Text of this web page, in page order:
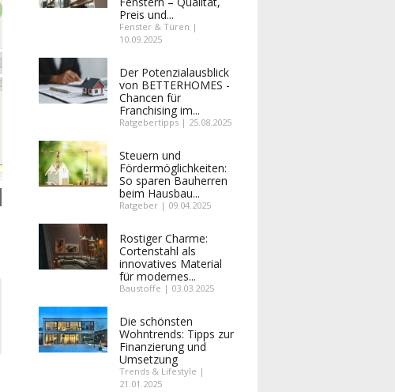
Preis und...
Fenster & Türen |
10.09.2025
Der Potenzialausblick
von BETTERHOMES -
Chancen für
Franchising im...
Ratgebertipps | 25.08.2025
Steuern und
Fördermöglichkeiten:
So sparen Bauherren
beim Hausbau...
Ratgeber | 09.04.2025
Rostiger Charme:
Cortenstahl als
innovatives Material
für modernes...
Baustoffe | 03.03.2025
Die schönsten
Wohntrends: Tipps zur
Finanzierung und
Umsetzung
Trends & Lifestyle |
21.01.2025